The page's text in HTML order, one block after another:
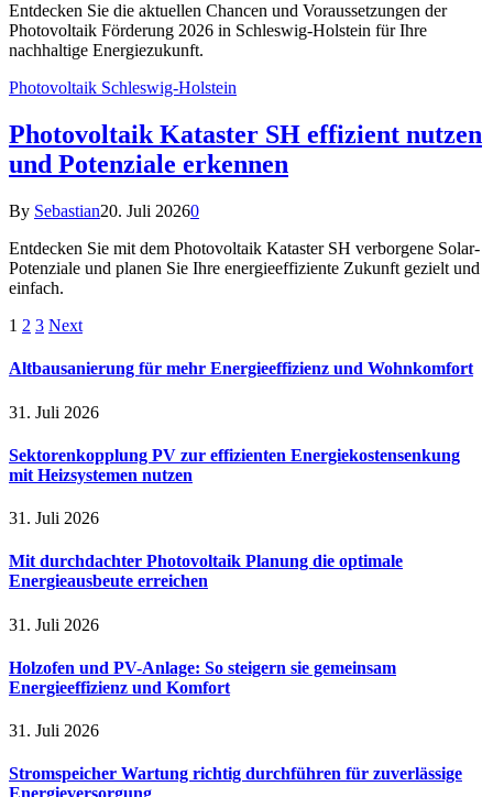
Entdecken Sie die aktuellen Chancen und Voraussetzungen der
Photovoltaik Förderung 2026 in Schleswig-Holstein für Ihre
nachhaltige Energiezukunft.
Photovoltaik Schleswig-Holstein
Photovoltaik Kataster SH effizient nutzen
und Potenziale erkennen
By Sebastian20. Juli 20260
Entdecken Sie mit dem Photovoltaik Kataster SH verborgene Solar-
Potenziale und planen Sie Ihre energieeffiziente Zukunft gezielt und
einfach.
1 2 3 Next
Altbausanierung für mehr Energieeffizienz und Wohnkomfort
31. Juli 2026
Sektorenkopplung PV zur effizienten Energiekostensenkung
mit Heizsystemen nutzen
31. Juli 2026
Mit durchdachter Photovoltaik Planung die optimale
Energieausbeute erreichen
31. Juli 2026
Holzofen und PV-Anlage: So steigern sie gemeinsam
Energieeffizienz und Komfort
31. Juli 2026
Stromspeicher Wartung richtig durchführen für zuverlässige